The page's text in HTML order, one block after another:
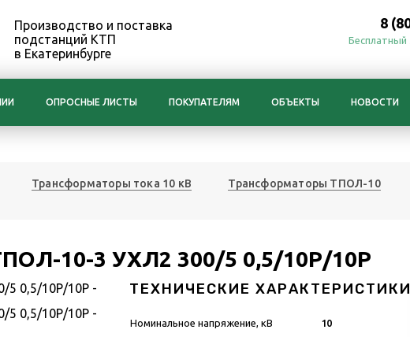
Производство и поставка
подстанций КТП
в Екатеринбурге
8
Бесплатный
ОПРОСНЫЕ ЛИСТЫ ПОКУПАТЕЛЯМ ОБЪЕКТЫ НОВОСТИ
Трансформаторы тока 10 кВ Трансформаторы ТПОЛ-10
10-3 УХЛ2 300/5 0,5/10Р/10Р
ТЕХНИЧЕСКИЕ ХАРАКТЕРИСТИКИ
Номинальное напряжение, кВ 10